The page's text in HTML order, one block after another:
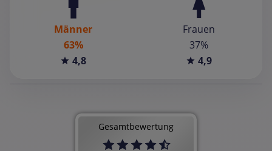
Männer
63%
4,8
Frauen
37%
4,9
Gesamtbewertung